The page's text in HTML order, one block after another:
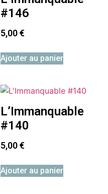
#146
5,00€
Ajouter au panier
L’Immanquable
#140
5,00€
Ajouter au panier